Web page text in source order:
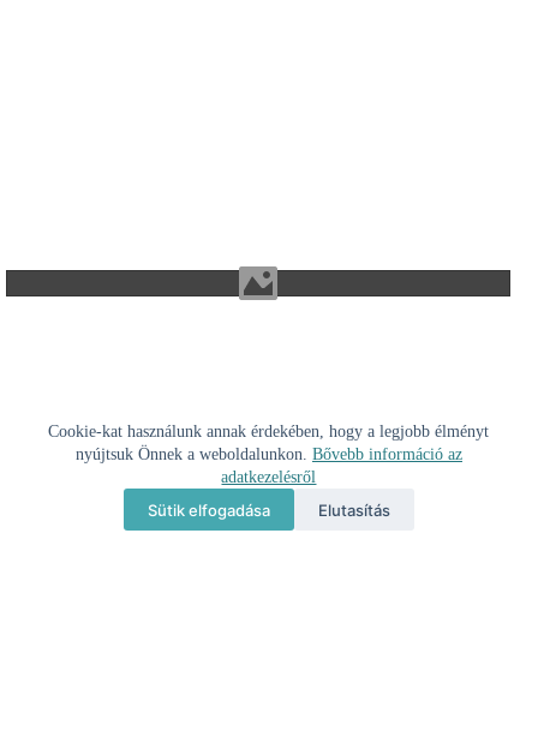
Cookie-kat használunk annak érdekében, hogy a legjobb élményt
nyújtsuk Önnek a weboldalunkon. Bővebb információ az
adatkezelésről
Sütik elfogadása Elutasítás